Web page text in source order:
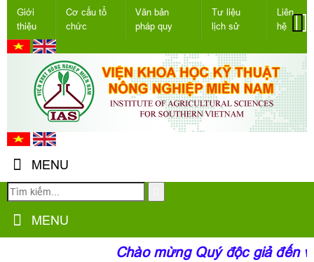
Giới
thiệu
Cơ cấu tổ
chức
Văn bản
pháp quy
Tư liệu
lịch sử
Liên
hệ
MENU
MENU
Chào mừng Quý độc giả đến